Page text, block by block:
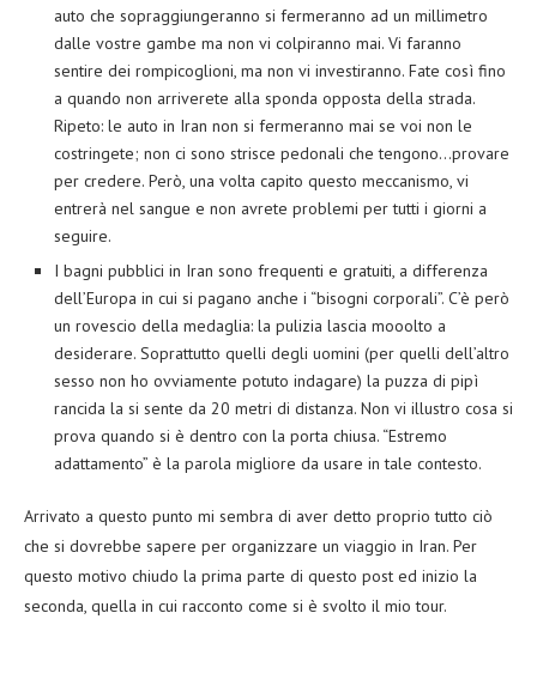
auto che sopraggiungeranno si fermeranno ad un millimetro
dalle vostre gambe ma non vi colpiranno mai. Vi faranno
sentire dei rompicoglioni, ma non vi investiranno. Fate così fino
a quando non arriverete alla sponda opposta della strada.
Ripeto: le auto in Iran non si fermeranno mai se voi non le
costringete; non ci sono strisce pedonali che tengono…provare
per credere. Però, una volta capito questo meccanismo, vi
entrerà nel sangue e non avrete problemi per tutti i giorni a
seguire.
I bagni pubblici in Iran sono frequenti e gratuiti, a differenza
dell’Europa in cui si pagano anche i “bisogni corporali”. C’è però
un rovescio della medaglia: la pulizia lascia mooolto a
desiderare. Soprattutto quelli degli uomini (per quelli dell’altro
sesso non ho ovviamente potuto indagare) la puzza di pipì
rancida la si sente da 20 metri di distanza. Non vi illustro cosa si
prova quando si è dentro con la porta chiusa. “Estremo
adattamento” è la parola migliore da usare in tale contesto.
Arrivato a questo punto mi sembra di aver detto proprio tutto ciò
che si dovrebbe sapere per organizzare un viaggio in Iran. Per
questo motivo chiudo la prima parte di questo post ed inizio la
seconda, quella in cui racconto come si è svolto il mio tour.